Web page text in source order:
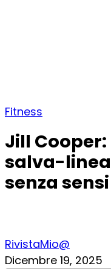
Fitness
Jill
salva-
senza
RivistaMio@
Dicembre 19, 2025